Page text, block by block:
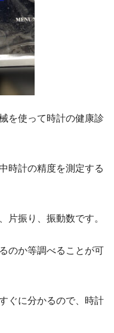
を使って時計の健康診
時計の精度を測定する
片振り、振動数です。
のか等調べることが可
ぐに分かるので、時計